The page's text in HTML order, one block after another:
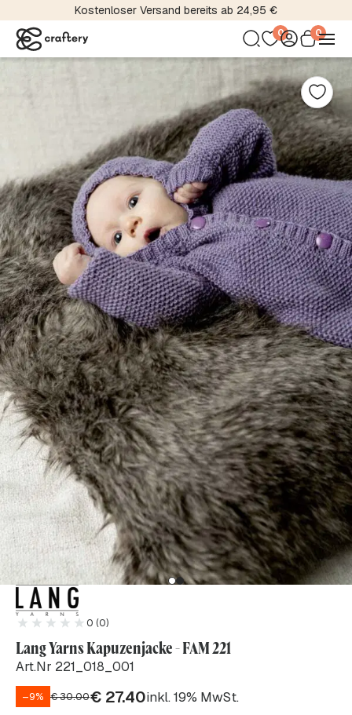
Kostenloser Versand bereits ab 24,95 €
0 0
0 (0)
Lang Yarns Kapuzenjacke - FAM 221
Art.Nr 221_018_001
–9% €30.00€ 27.40inkl. 19% MwSt.